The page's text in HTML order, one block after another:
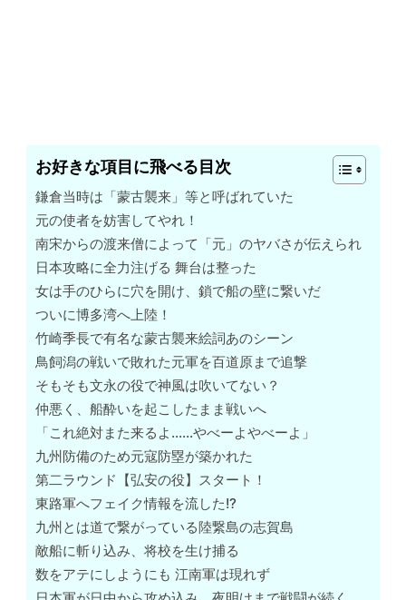
お好きな項目に飛べる目次
鎌倉当時は「蒙古襲来」等と呼ばれていた
元の使者を妨害してやれ！
南宋からの渡来僧によって「元」のヤバさが伝えられ
日本攻略に全力注げる 舞台は整った
女は手のひらに穴を開け、鎖で船の壁に繋いだ
ついに博多湾へ上陸！
竹崎季長で有名な蒙古襲来絵詞あのシーン
鳥飼潟の戦いで敗れた元軍を百道原まで追撃
そもそも文永の役で神風は吹いてない？
仲悪く、船酔いを起こしたまま戦いへ
「これ絶対また来るよ……やべーよやべーよ」
九州防備のため元寇防塁が築かれた
第二ラウンド【弘安の役】スタート！
東路軍へフェイク情報を流した!?
九州とは道で繋がっている陸繋島の志賀島
敵船に斬り込み、将校を生け捕る
数をアテにしようにも 江南軍は現れず